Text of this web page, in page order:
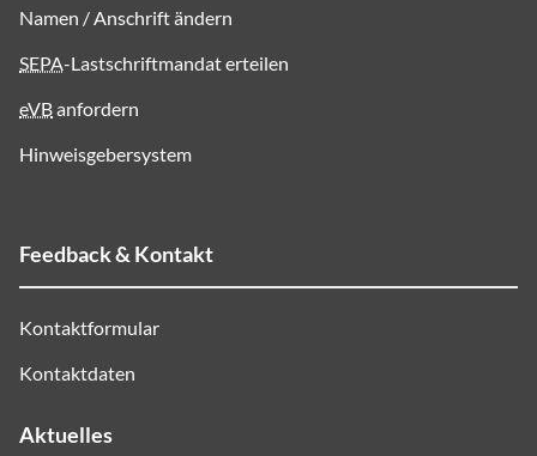
Namen / Anschrift ändern
SEPA-Lastschriftmandat erteilen
eVBanfordern
Hinweisgebersystem
Feedback & Kontakt
Kontaktformular
Kontaktdaten
Aktuelles